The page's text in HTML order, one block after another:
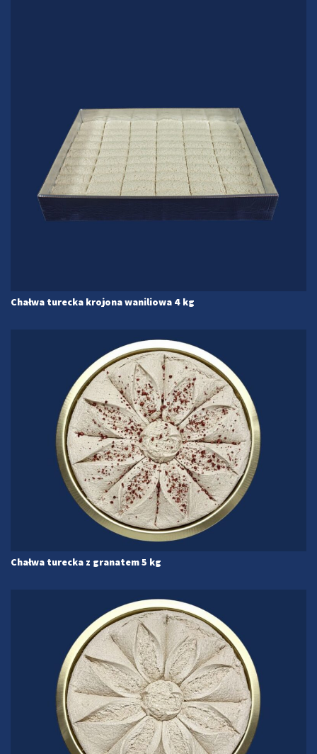
Chałwa turecka krojona waniliowa 4 kg
Chałwa turecka z granatem 5 kg